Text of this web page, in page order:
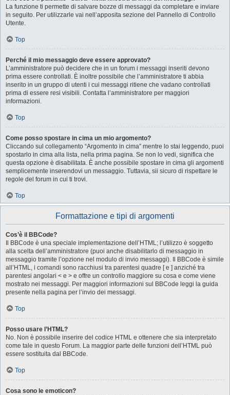
La funzione ti permette di salvare bozze di messaggi da completare e inviare
in seguito. Per utilizzarle vai nell’apposita sezione del Pannello di Controllo
Utente.
Top
Perché il mio messaggio deve essere approvato?
L’amministratore può decidere che in un forum i messaggi inseriti devono
prima essere controllati. È inoltre possibile che l’amministratore ti abbia
inserito in un gruppo di utenti i cui messaggi ritiene che vadano controllati
prima di essere resi visibili. Contatta l’amministratore per maggiori
informazioni.
Top
Come posso spostare in cima un mio argomento?
Cliccando sul collegamento “Argomento in cima” mentre lo stai leggendo, puoi
spostarlo in cima alla lista, nella prima pagina. Se non lo vedi, significa che
questa opzione è disabilitata. È anche possibile spostare in cima gli argomenti
semplicemente inserendovi un messaggio. Tuttavia, sii sicuro di rispettare le
regole del forum in cui ti trovi.
Top
Formattazione e tipi di argomenti
Cos’è il BBCode?
Il BBCode è una speciale implementazione dell’HTML; l’utilizzo è soggetto
alla scelta dell’amministratore (puoi anche disabilitarlo di messaggio in
messaggio tramite l’opzione nel modulo di invio messaggi). Il BBCode è simile
all’HTML, i comandi sono racchiusi tra parentesi quadre [ e ] anziché tra
parentesi angolari < e > e offre un controllo maggiore su cosa e come viene
mostrato nei messaggi. Per maggiori informazioni sul BBCode leggi la guida
presente nella pagina per l’invio dei messaggi.
Top
Posso usare l’HTML?
No. Non è possibile inserire del codice HTML e ottenere che sia interpretato
come tale in questo Forum. La maggior parte delle funzioni dell’HTML può
essere sostituita dal BBCode.
Top
Cosa sono le emoticon?